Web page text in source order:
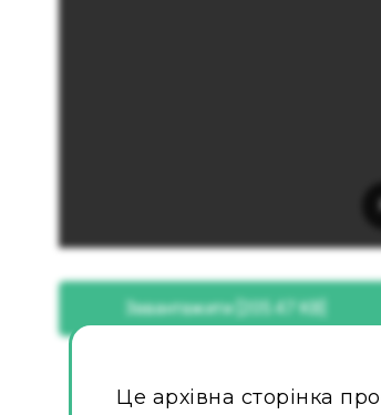
Завантажити [205.47 KB]
Це архівна сторінка